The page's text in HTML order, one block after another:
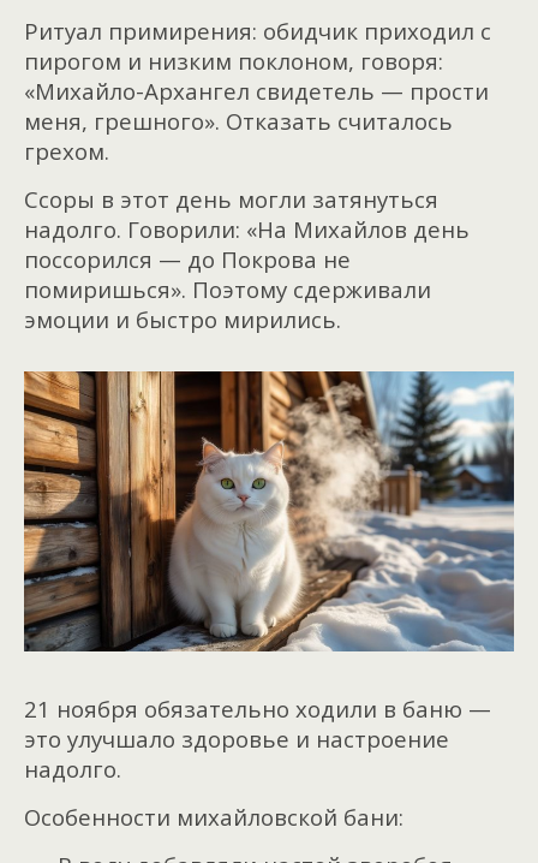
Ритуал примирения: обидчик приходил с
пирогом и низким поклоном, говоря:
«Михайло-Архангел свидетель — прости
меня, грешного». Отказать считалось
грехом.
Ссоры в этот день могли затянуться
надолго. Говорили: «На Михайлов день
поссорился — до Покрова не
помиришься». Поэтому сдерживали
эмоции и быстро мирились.
21 ноября обязательно ходили в баню —
это улучшало здоровье и настроение
надолго.
Особенности михайловской бани: